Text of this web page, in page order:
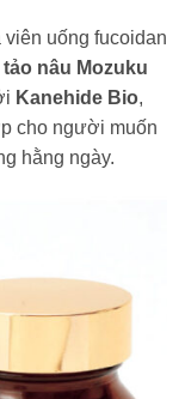
uống fucoidan
tảo nâu Mozuku
Kanehide Bio,
cho người muốn
hằng ngày.